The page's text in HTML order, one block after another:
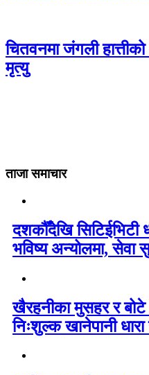
चितवनमा जंगली
मृत्यु
ताजा समाचार
दशकौँदेखि सिटिईभिटी
भविष्य अन्योलमा, सेवा
खैरहनीका मुसहर र बोटे
निःशुल्क खानेपानी